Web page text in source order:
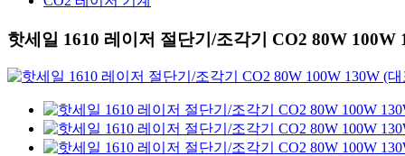
핫세일 1610 레이저 절단기/조각기 CO2 80W 100W